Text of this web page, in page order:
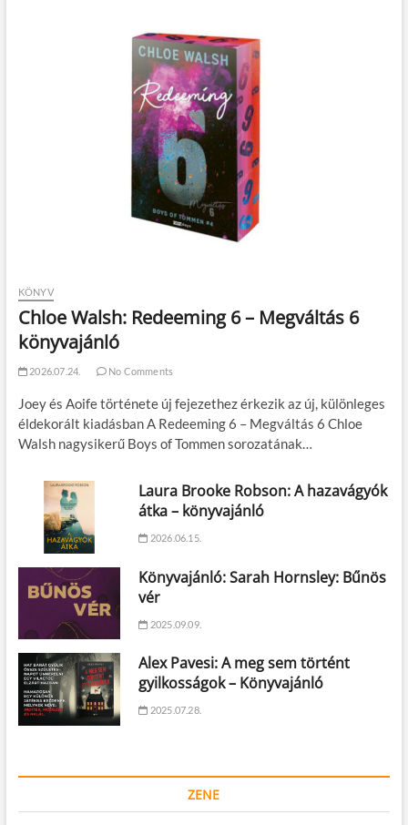
KÖNYV
Chloe Walsh: Redeeming 6 – Megváltás 6
könyvajánló
2026.07.24. No Comments
Joey és Aoife története új fejezethez érkezik az új, különleges
éldekorált kiadásban A Redeeming 6 – Megváltás 6 Chloe
Walsh nagysikerű Boys of Tommen sorozatának…
Laura Brooke Robson: A hazavágyók
átka – könyvajánló
2026.06.15.
Könyvajánló: Sarah Hornsley: Bűnös
vér
2025.09.09.
Alex Pavesi: A meg sem történt
gyilkosságok – Könyvajánló
2025.07.28.
ZENE